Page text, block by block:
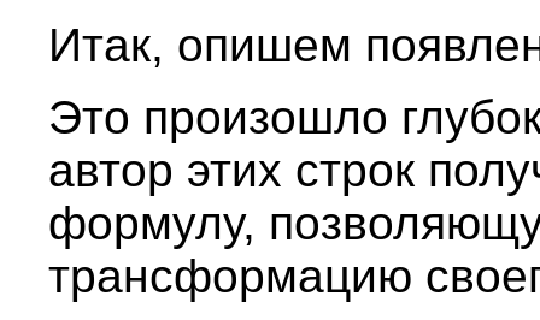
Итак, опишем
Это произошло
автор этих строк
формулу,
трансформацию